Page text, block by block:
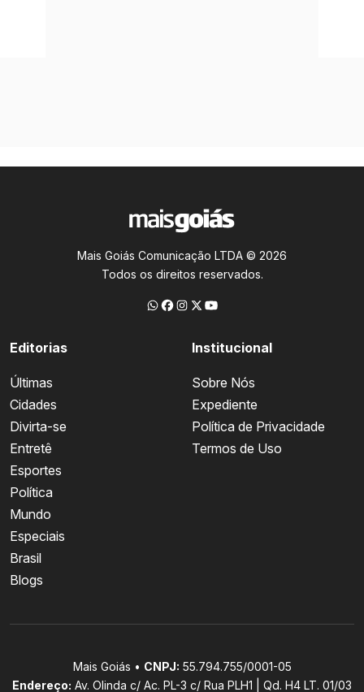
Mais Goiás Comunicação LTDA © 2026
Todos os direitos reservados.
Editorias
Últimas
Cidades
Divirta-se
Entretê
Esportes
Política
Mundo
Especiais
Brasil
Blogs
Institucional
Sobre Nós
Expediente
Política de Privacidade
Termos de Uso
Mais Goiás • CNPJ: 55.794.755/0001-05
Endereço: Av. Olinda c/ Ac. PL-3 c/ Rua PLH1 | Qd. H4 LT. 01/03